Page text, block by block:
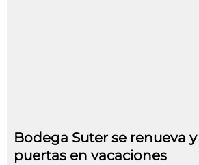
Bodega Suter se renueva
puertas en vacaciones